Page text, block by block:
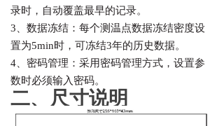
录时，自动覆盖最早的记录。
3、数据冻结：每个测温点数据冻结密度设
置为5min时，可冻结3年的历史数据。
4、密码管理：采用密码管理方式，设置参
数时必须输入密码。
二、尺寸说明